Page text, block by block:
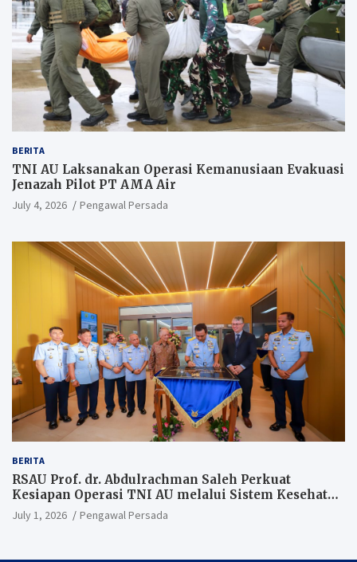
BERITA
TNI AU Laksanakan Operasi Kemanusiaan Evakuasi
Jenazah Pilot PT AMA Air
July 4, 2026 Pengawal Persada
BERITA
RSAU Prof. dr. Abdulrachman Saleh Perkuat
Kesiapan Operasi TNI AU melalui Sistem Kesehatan
Andal
July 1, 2026 Pengawal Persada